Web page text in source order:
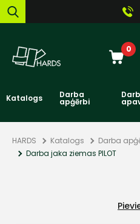
0
Katalogs Darba
apģērbi
HARDS Katalogs Darba
Darba jaka ziemas PILOT